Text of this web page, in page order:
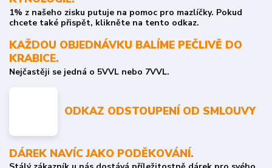
1% z našeho zisku putuje na pomoc pro mazlíčky. Pokud
chcete také přispět, klikněte na tento odkaz.
KAŽDOU OBJEDNÁVKU BALÍME PEČLIVĚ DO
KRABICE.
Nejčastěji se jedná o 5VVL nebo 7VVL.
ODKAZ ODSTOUPENÍ OD SMLOUVY
DÁREK NAVÍC JAKO PODĚKOVÁNÍ.